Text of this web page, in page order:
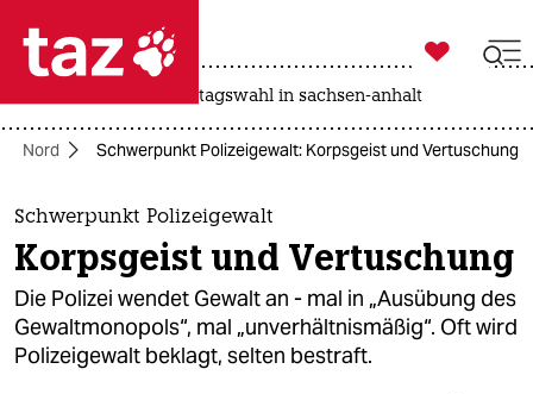
 taz zahl ich
taz zahl ich
themen
politik
öko
gesellschaft

taz zahl ich
landtagswahl in sachsen-anhalt
Nord Schwerpunkt Polizeigewalt: Korpsgeist und Vertuschung
Schwerpunkt Polizeigewalt
Korpsgeist und Vertuschung
Die Polizei wendet Gewalt an - mal in „Ausübung des
Gewaltmonopols“, mal „unverhältnismäßig“. Oft wird
Polizeigewalt beklagt, selten bestraft.